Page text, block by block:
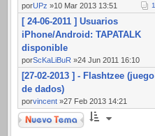
porUPz »10 Mar 2013 13:51 1
[ 24-06-2011 ] Usuarios
iPhone/Android: TAPATALK
disponible
porScKaLiBuR »24 Jun 2011 16:10
[27-02-2013 ] - Flashtzee (juego
de dados)
porvincent »27 Feb 2013 14:21
Nuevo Tema